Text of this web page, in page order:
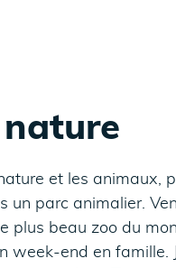
et les animaux,
un parc animalier.
plus beau zoo du
week-end en famille.